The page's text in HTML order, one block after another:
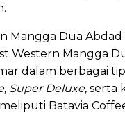
Mangga Dua Abdad
Western Mangga
dalam berbagai
Super Deluxe, serta
Batavia